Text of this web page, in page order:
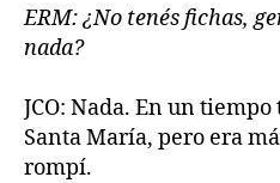
ERM: ¿No tenés fichas,
nada?
JCO: Nada. En un
Santa María, pero era
rompí.